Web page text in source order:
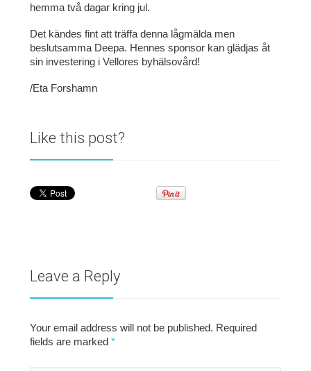
hemma två dagar kring jul.
Det kändes fint att träffa denna lågmälda men
beslutsamma Deepa. Hennes sponsor kan glädjas åt
sin investering i Vellores byhälsovård!
/Eta Forshamn
Like this post?
Leave a Reply
Your email address will not be published. Required
fields are marked*